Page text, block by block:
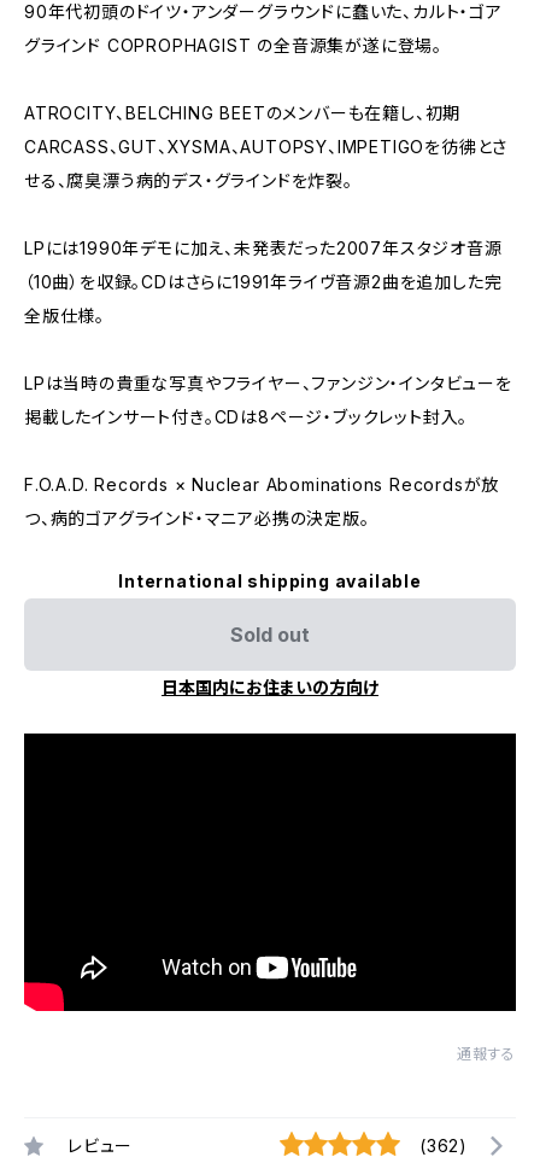
90年代初頭のドイツ・アンダーグラウンドに蠢いた、カルト・ゴア
グラインド COPROPHAGIST の全音源集が遂に登場。
ATROCITY、BELCHING BEETのメンバーも在籍し、初期
CARCASS、GUT、XYSMA、AUTOPSY、IMPETIGOを彷彿とさ
せる、腐臭漂う病的デス・グラインドを炸裂。
LPには1990年デモに加え、未発表だった2007年スタジオ音源
（10曲）を収録。CDはさらに1991年ライヴ音源2曲を追加した完
全版仕様。
LPは当時の貴重な写真やフライヤー、ファンジン・インタビューを
掲載したインサート付き。CDは8ページ・ブックレット封入。
F.O.A.D. Records × Nuclear Abominations Recordsが放
つ、病的ゴアグラインド・マニア必携の決定版。
International shipping available
Sold out
日本国内にお住まいの方向け
通報する
レビュー (362)